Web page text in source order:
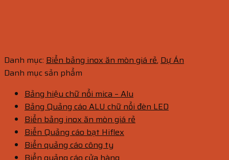
Danh mục: Biển bảng inox ăn mòn giá rẻ, Dự Án
Danh mục sản phẩm
Bảng hiệu chữ nổi mica – Alu
Bảng Quảng cáo ALU chữ nổi đèn LED
Biển bảng inox ăn mòn giá rẻ
Biển Quảng cáo bạt Hiflex
Biển quảng cáo công ty